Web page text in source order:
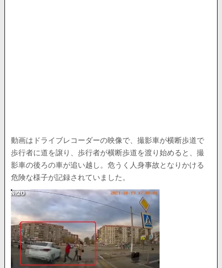
動画はドライブレコーダーの映像で、撮影車が横断歩道で
歩行者に道を譲り、歩行者が横断歩道を渡り始めると、撮
影車の後ろの車が追い越し。危うく人身事故となりかける
危険な様子が記録されていました。